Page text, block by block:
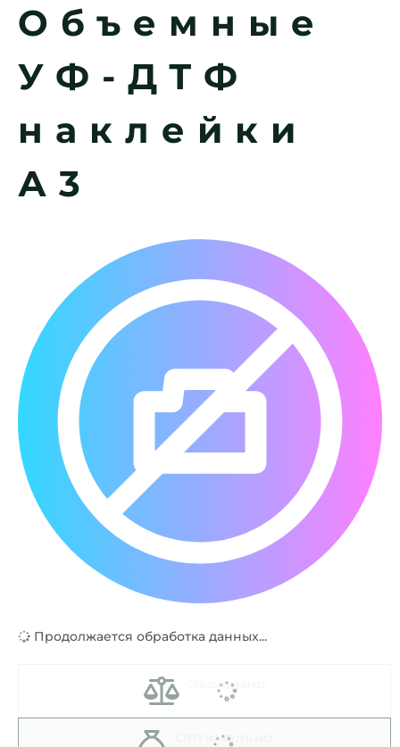
Объемные
УФ-ДТФ
наклейки
А3
Продолжается обработка данных...
Экономно
Оптимально